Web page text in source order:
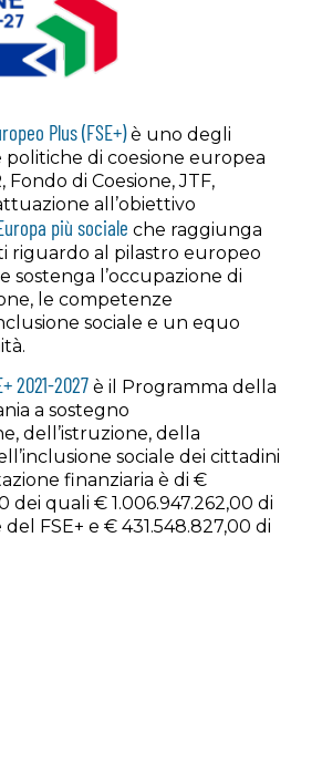
Plus (FSE+)è uno degli
di coesione europea
Fondo di Coesione, JTF,
all’obiettivo
più sociale che raggiunga
riguardo al pilastro europeo
sostenga l’occupazione di
le competenze
sociale e un equo
2021-2027è il Programma della
a sostegno
dell’istruzione, della
sociale dei cittadini
finanziaria è di €
dei quali € 1.006.947.262,00 di
FSE+ e € 431.548.827,00 di